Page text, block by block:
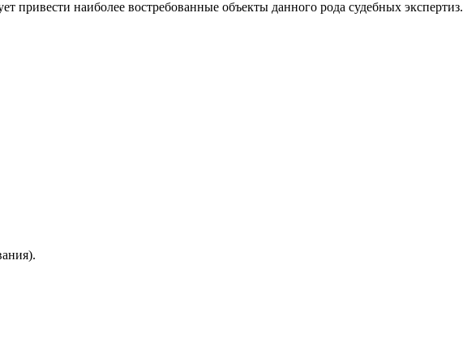
привести наиболее востребованные объекты данного рода судебных экспертиз.